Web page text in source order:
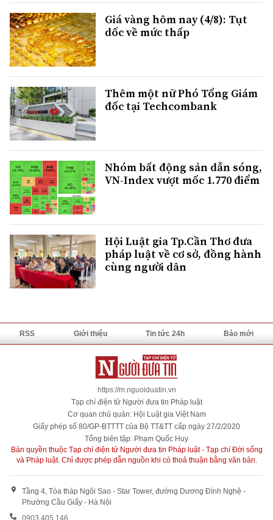
Giá vàng hôm nay (4/8): Tụt
dốc về mức thấp
Thêm một nữ Phó Tổng Giám
đốc tại Techcombank
Nhóm bất động sản dẫn sóng,
VN-Index vượt mốc 1.770 điểm
Hội Luật gia Tp.Cần Thơ đưa
pháp luật về cơ sở, đồng hành
cùng người dân
RSS Giới thiệu Tin tức 24h Báo mới
https://m.nguoiduatin.vn
Tạp chí điện tử Người đưa tin Pháp luật
Cơ quan chủ quản: Hội Luật gia Việt Nam
Giấy phép số 80/GP-BTTTT của Bộ TT&TT cấp ngày 27/2/2020
Tổng biên tập: Phạm Quốc Huy
Bản quyền thuộc Tạp chí điện tử Người đưa tin Pháp luật - Tạp chí Đời sống
và Pháp luật. Chỉ được phép dẫn nguồn khi có thoả thuận bằng văn bản.
Tầng 4, Tòa tháp Ngôi Sao - Star Tower, đường Dương Đình Nghệ -
Phường Cầu Giấy - Hà Nội
0903 405 146